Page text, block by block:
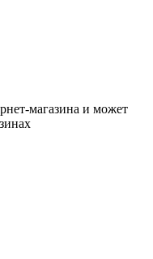
магазина и может